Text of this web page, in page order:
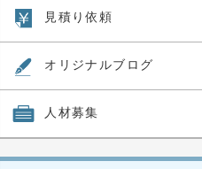
見積り依頼
オリジナルブログ
人材募集